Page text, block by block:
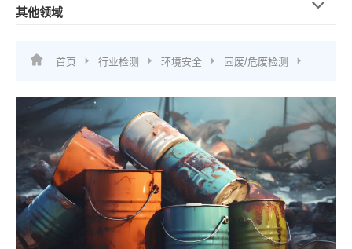
其他领域
首页 行业检测 环境安全 固废/危废检测